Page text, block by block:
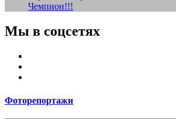
Чемпион!!!
Мы в соцсетях
Фоторепортажи